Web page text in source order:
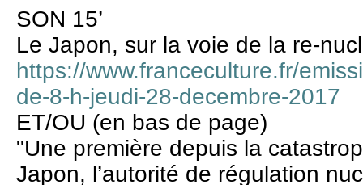
SON 15’
Le Japon, sur la voie de la re-
https://www.franceculture.fr/
de-8-h-jeudi-28-decembre-2017
ET/OU (en bas de page)
"Une première depuis la
Japon, l’autorité de régulation